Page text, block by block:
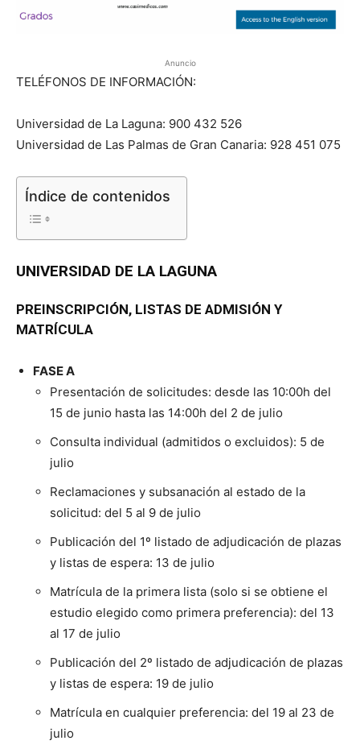
Anuncio
TELÉFONOS DE INFORMACIÓN:
Universidad de La Laguna: 900 432 526
Universidad de Las Palmas de Gran Canaria: 928 451 075
Índice de contenidos
UNIVERSIDAD DE LA LAGUNA
PREINSCRIPCIÓN, LISTAS DE ADMISIÓN Y
MATRÍCULA
FASE A
Presentación de solicitudes: desde las 10:00h del
15 de junio hasta las 14:00h del 2 de julio
Consulta individual (admitidos o excluidos): 5 de
julio
Reclamaciones y subsanación al estado de la
solicitud: del 5 al 9 de julio
Publicación del 1º listado de adjudicación de plazas
y listas de espera: 13 de julio
Matrícula de la primera lista (solo si se obtiene el
estudio elegido como primera preferencia): del 13
al 17 de julio
Publicación del 2º listado de adjudicación de plazas
y listas de espera: 19 de julio
Matrícula en cualquier preferencia: del 19 al 23 de
julio